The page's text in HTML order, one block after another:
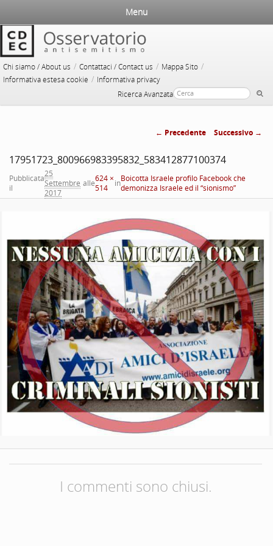
Chi siamo / About us / Contattaci / Contact us / Mappa Sito /
Informativa estesa cookie / Informativa privacy
Ricerca Avanzata
Menu
immagini
← Precedente Successivo →
17951723_800966983395832_583412877100374
Pubblicata
il
25
Settembre
2017
alle624 ×
514
inBoicotta Israele profilo Facebook che
demonizza Israele ed il “sionismo”
I commenti sono chiusi.